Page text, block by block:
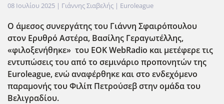
08 Ιουλίου 2025 | Γιάννης Σιαβελής | Euroleague
Ο άμεσος συνεργάτης του Γιάννη Σφαιρόπουλου
στον Ερυθρό Αστέρα, Βασίλης Γεραγωτέλλης,
«φιλοξενήθηκε» του EOK WebRadio και μετέφερε τις
εντυπώσεις του από το σεμινάριο προπονητών της
Euroleague, ενώ αναφέρθηκε και στο ενδεχόμενο
παραμονής του Φιλίπ Πετρούσεβ στην ομάδα του
Βελιγραδίου.